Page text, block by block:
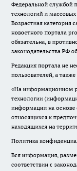
Федеральной службой
технологий и
Возрастная категория
новостного портала
обязательна, в
законодательства РФ
Редакция портала не
пользователей, а
«На информационном
технологии
информации на основе
относящихся к
находящихся на
Политика
Вся информация,
соответствии с